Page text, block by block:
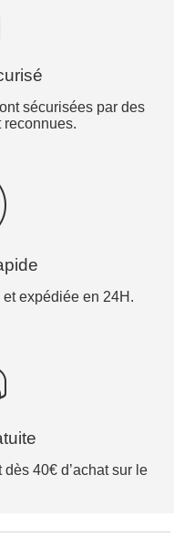
sécurisées par des
reconnues.
expédiée en 24H.
40€ d’achat sur le